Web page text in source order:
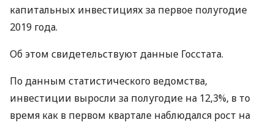
капитальных инвестициях за первое полугодие
2019 года.
Об этом свидетельствуют данные Госстата.
По данным статистического ведомства,
инвестиции выросли за полугодие на 12,3%, в то
время как в первом квартале наблюдался рост на